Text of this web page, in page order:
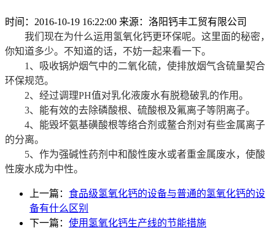
时间：2016-10-19 16:22:00 来源：洛阳钙丰工贸有限公司
我们现在为什么运用氢氧化钙更环保呢。这里面的秘密，
你知道多少。不知道的话，不妨一起来看一下。
1、吸收锅炉烟气中的二氧化硫，使排放烟气含硫量契合
环保规范。
2、经过调理PH值对乳化液废水有脱稳破乳的作用。
3、能有效的去除磷酸根、硫酸根及氟离子等阴离子。
4、能毁坏氨基磺酸根等络合剂或鳌合剂对有些金属离子
的分离。
5、作为强碱性药剂中和酸性废水或者重金属废水，使酸
性废水成为中性。
上一篇： 食品级氢氧化钙的设备与普通的氢氧化钙的设
备有什么区别
下一篇： 使用氢氧化钙生产线的节能措施